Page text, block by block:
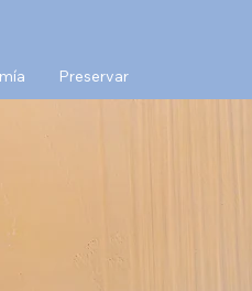
Preservar